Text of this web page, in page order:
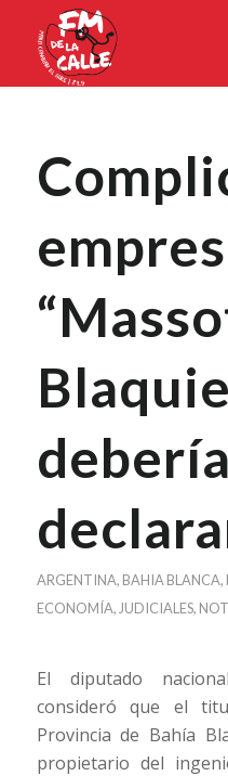
ARGENTINA, BAHIA BLANCA,
ECONOMÍA, JUDICIALES,
El diputado
consideró que el
Provincia de Bahía
propietario del